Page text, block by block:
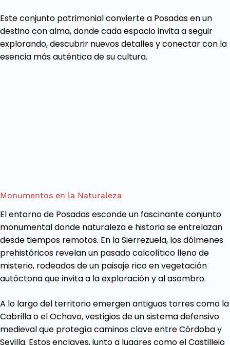
Este conjunto patrimonial convierte a Posadas en un
destino con alma, donde cada espacio invita a seguir
explorando, descubrir nuevos detalles y conectar con la
esencia más auténtica de su cultura.
Monumentos en la Naturaleza
El entorno de Posadas esconde un fascinante conjunto
monumental donde naturaleza e historia se entrelazan
desde tiempos remotos. En la Sierrezuela, los dólmenes
prehistóricos revelan un pasado calcolítico lleno de
misterio, rodeados de un paisaje rico en vegetación
autóctona que invita a la exploración y al asombro.
A lo largo del territorio emergen antiguas torres como la
Cabrilla o el Ochavo, vestigios de un sistema defensivo
medieval que protegía caminos clave entre Córdoba y
Sevilla. Estos enclaves, junto a lugares como el Castillejo